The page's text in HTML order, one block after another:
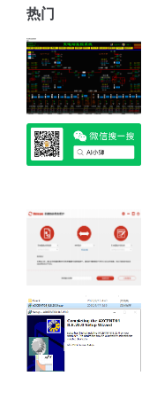
热门